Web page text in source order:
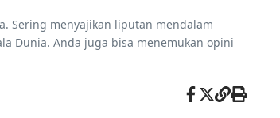
Sering menyajikan liputan mendalam
Dunia. Anda juga bisa menemukan opini